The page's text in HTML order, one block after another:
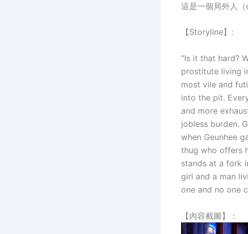
這是一個局外人
【Storyline】:
“Is it that hard?
prostitute living
most vile and
into the pit.
and more
jobless burden.
when Geunhee
thug who offers
stands at a fork
girl and a man
one and no one
【內容截圖】：